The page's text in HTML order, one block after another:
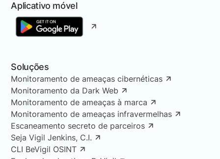
Aplicativo móvel
Soluções
Monitoramento de ameaças cibernéticas
Monitoramento da Dark Web
Monitoramento de ameaças à marca
Monitoramento de ameaças infravermelhas
Escaneamento secreto de parceiros
Seja Vigil Jenkins, C.I.
CLI BeVigil OSINT